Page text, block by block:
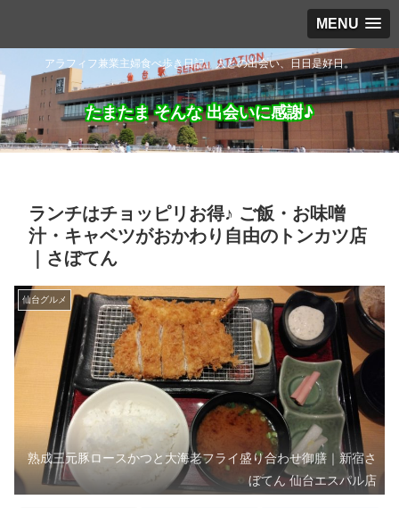
MENU
アラフィフ兼業主婦食べ歩き日記。人との出会い、日日是好日。
たまたま そんな 出会いに感謝♪
ランチはチョッピリお得♪ ご飯・お味噌
汁・キャベツがおかわり自由のトンカツ店
｜さぼてん
仙台グルメ
熟成三元豚ロースかつと大海老フライ盛り合わせ御膳｜新宿さ
ぼてん 仙台エスパル店